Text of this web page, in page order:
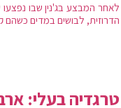
לאחר המבצע בג'נין שבו
הדרוזית, לבושים במדים כשהם
טרגדיה בעלי: